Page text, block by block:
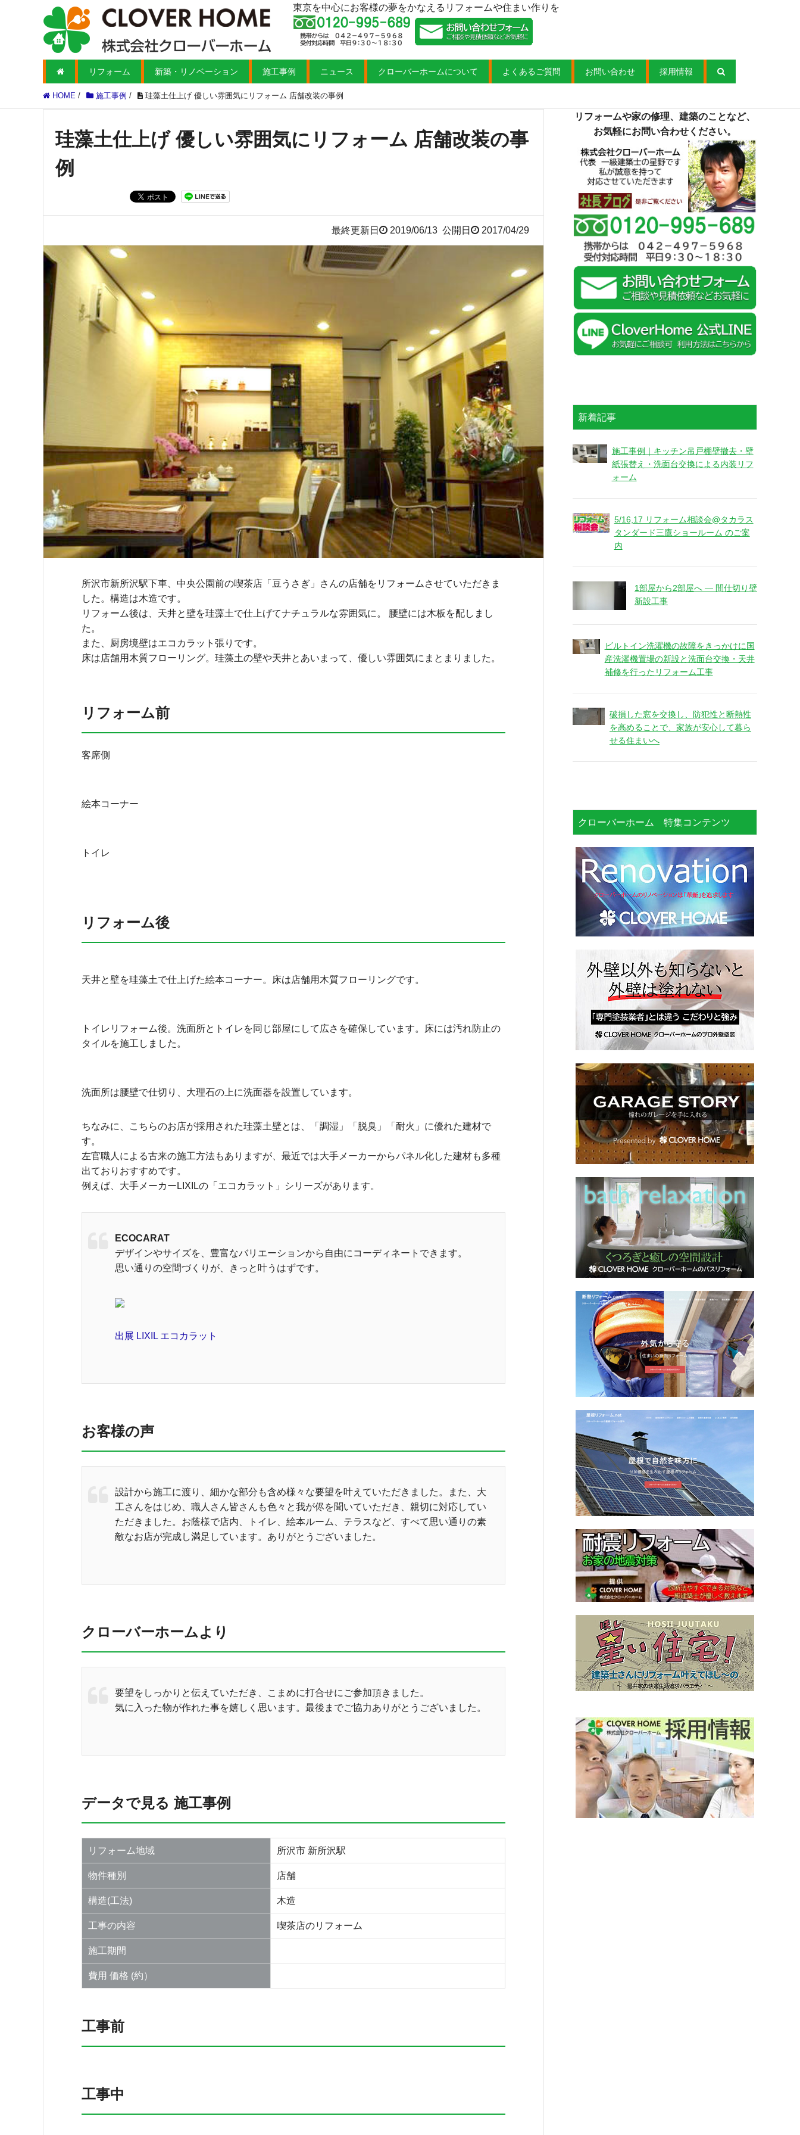
東京を中心にお客様の夢をかなえるリフォームや住まい作りを
リフォーム 新築・リノベーション 施工事例 ニュース クローバーホームについて よくあるご質問 お問い合わせ 採用情報
HOME / 施工事例 / 珪藻土仕上げ 優しい雰囲気にリフォーム 店舗改装の事例
珪藻土仕上げ 優しい雰囲気にリフォーム 店舗改装の事
例
最終更新日 2019/06/13 公開日 2017/04/29
所沢市新所沢駅下車、中央公園前の喫茶店「豆うさぎ」さんの店舗をリフォームさせていただきま
した。構造は木造です。
リフォーム後は、天井と壁を珪藻土で仕上げてナチュラルな雰囲気に。 腰壁には木板を配しまし
た。
また、厨房境壁はエコカラット張りです。
床は店舗用木質フローリング。珪藻土の壁や天井とあいまって、優しい雰囲気にまとまりました。
リフォーム前
客席側
絵本コーナー
トイレ
リフォーム後
天井と壁を珪藻土で仕上げた絵本コーナー。床は店舗用木質フローリングです。
トイレリフォーム後。洗面所とトイレを同じ部屋にして広さを確保しています。床には汚れ防止の
タイルを施工しました。
洗面所は腰壁で仕切り、大理石の上に洗面器を設置しています。
ちなみに、こちらのお店が採用された珪藻土壁とは、「調湿」「脱臭」「耐火」に優れた建材で
す。
左官職人による古来の施工方法もありますが、最近では大手メーカーからパネル化した建材も多種
出ておりおすすめです。
例えば、大手メーカーLIXILの「エコカラット」シリーズがあります。
ECOCARAT
デザインやサイズを、豊富なバリエーションから自由にコーディネートできます。
思い通りの空間づくりが、きっと叶うはずです。
出展 LIXIL エコカラット
お客様の声
設計から施工に渡り、細かな部分も含め様々な要望を叶えていただきました。また、大
工さんをはじめ、職人さん皆さんも色々と我が侭を聞いていただき、親切に対応してい
ただきました。お蔭様で店内、トイレ、絵本ルーム、テラスなど、すべて思い通りの素
敵なお店が完成し満足しています。ありがとうございました。
クローバーホームより
要望をしっかりと伝えていただき、こまめに打合せにご参加頂きました。
気に入った物が作れた事を嬉しく思います。最後までご協力ありがとうございました。
データで見る 施工事例
リフォーム地域 所沢市 新所沢駅
物件種別 店舗
構造(工法) 木造
工事の内容 喫茶店のリフォーム
施工期間
費用 価格 (約）
工事前
工事中
リフォームや家の修理、建築のことなど、
お気軽にお問い合わせください。
新着記事
施工事例｜キッチン吊戸棚壁撤去・壁
紙張替え・洗面台交換による内装リフ
ォーム
5/16,17 リフォーム相談会@タカラス
タンダード三鷹ショールーム のご案
内
1部屋から2部屋へ ― 間仕切り壁
新設工事
ビルトイン洗濯機の故障をきっかけに国
産洗濯機置場の新設と洗面台交換・天井
補修を行ったリフォーム工事
破損した窓を交換し、防犯性と断熱性
を高めることで、家族が安心して暮ら
せる住まいへ
クローバーホーム 特集コンテンツ